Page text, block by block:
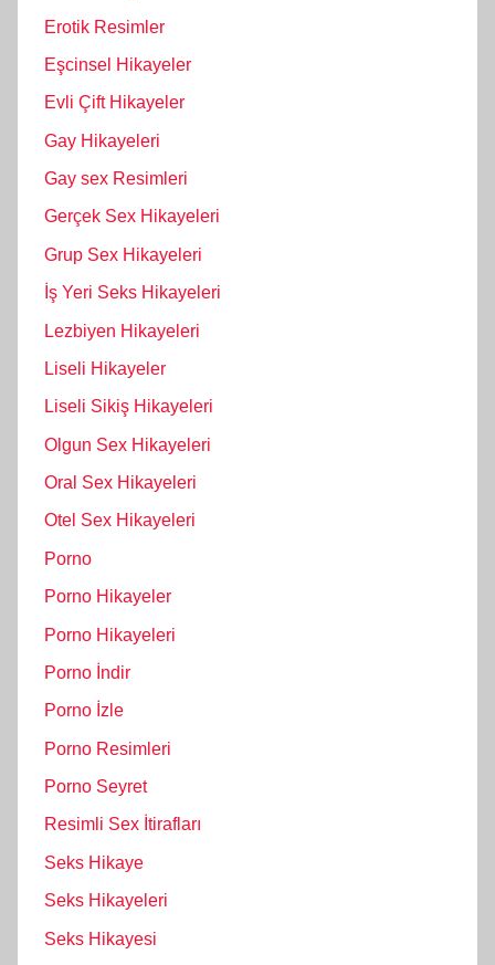
Erotik Resimler
Eşcinsel Hikayeler
Evli Çift Hikayeler
Gay Hikayeleri
Gay sex Resimleri
Gerçek Sex Hikayeleri
Grup Sex Hikayeleri
İş Yeri Seks Hikayeleri
Lezbiyen Hikayeleri
Liseli Hikayeler
Liseli Sikiş Hikayeleri
Olgun Sex Hikayeleri
Oral Sex Hikayeleri
Otel Sex Hikayeleri
Porno
Porno Hikayeler
Porno Hikayeleri
Porno İndir
Porno İzle
Porno Resimleri
Porno Seyret
Resimli Sex İtirafları
Seks Hikaye
Seks Hikayeleri
Seks Hikayesi